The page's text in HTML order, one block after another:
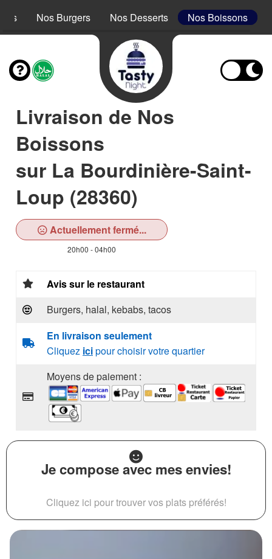
Nos Burgers Nos Desserts Nos Boissons
Livraison de Nos
Boissons
sur La Bourdinière-Saint-
Loup (28360)
Actuellement fermé...
20h00 - 04h00
Avis sur le restaurant
Burgers, halal, kebabs, tacos
En livraison seulement
Cliquez icipour choisir votre quartier
Moyens de paiement :
Je compose avec mes envies!
Cliquez ici pour trouver vos plats préférés!